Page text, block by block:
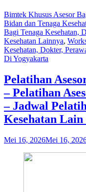
Bimtek Khusus Asesor
Bidan dan Tenaga
Bagi Tenaga Kesehatan,
Kesehatan Lainnya,
Kesehatan, Dokter,
Di Yogyakarta
Pelatihan
– Pelatihan
– Jadwal
Kesehatan Lain
Mei 16, 2026Mei 16,